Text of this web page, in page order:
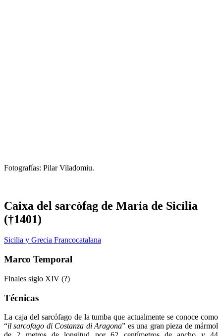
Fotografías: Pilar Viladomiu.
Caixa del sarcòfag de Maria de Sicília
(†1401)
Sicilia y Grecia Francocatalana
Marco Temporal
Finales siglo XIV (?)
Técnicas
La caja del sarcófago de la tumba que actualmente se conoce como
“il sarcofago di Costanza di Aragona” es una gran pieza de mármol